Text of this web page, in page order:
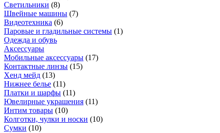
Светильники (8)
Швейные машины (7)
Видеотехника (6)
Паровые и гладильные системы (1)
Одежда и обувь
Аксессуары
Мобильные аксессуары (17)
Контактные линзы (15)
Хенд мейд (13)
Нижнее белье (11)
Платки и шарфы (11)
Ювелирные украшения (11)
Интим товары (10)
Колготки, чулки и носки (10)
Сумки (10)